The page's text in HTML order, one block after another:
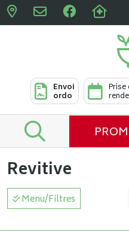
Envoi
ordo
Prise
Revitive
Menu/Filtres